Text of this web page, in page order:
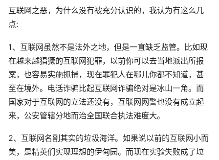
互联网之恶，为什么没有被充分认识的，我认为有这么几
点:
1、互联网虽然不是法外之地，但是一直缺乏监管。比如现
在越来越猖獗的互联网犯罪，以前你可以去当地派出所报
案，也容易实施抓捕，现在罪犯人在哪儿你都不知道，甚
至在境外。电话诈骗比起互联网诈骗绝对是冰山一角。而
国家对于互联网的立法还没有，互联网网警也没有成立起
来，公安管辖分地而治全国联合执法难度大。
2、互联网名副其实的垃圾海洋。如果说以前的互联网小而
美，是精英们实现理想的伊甸园。而现在实验失败成了垃